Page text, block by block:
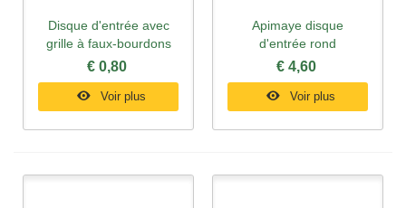
Disque d'entrée avec
grille à faux-bourdons
€ 0,80
Voir plus
Apimaye disque
d'entrée rond
€ 4,60
Voir plus